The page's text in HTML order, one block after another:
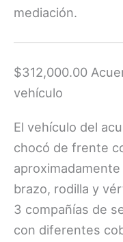
mediación.
$312,000.00
vehículo
El vehículo del
chocó de frente
brazo, rodilla y
3 compañías de
con diferentes